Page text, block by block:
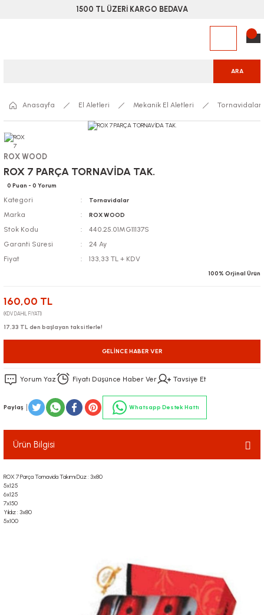
1500 TL ÜZERİ KARGO BEDAVA
ARA
Anasayfa El Aletleri Mekanik El Aletleri Tornavidalar
ROX WOOD
ROX 7 PARÇA TORNAVİDA TAK.
0 Puan - 0 Yorum
Kategori Tornavidalar
Marka ROX WOOD
Stok Kodu
440.25.01MG11137S
Garanti Süresi
24 Ay
Fiyat
133,33 TL + KDV
100% Orjinal Ürün
160,00 TL
(KDV DAHİL FİYATI)
17,33 TL den başlayan taksitlerle!
GELINCE HABER VER
Yorum Yaz Fiyatı Düşünce Haber Ver Tavsiye Et
Paylaş Whatsapp Destek Hattı
Ürün Bilgisi
ROX 7 Parça Tornavida Takımı Düz : 3x80
5x125
6x125
7x150
Yıldız : 3x80
5x100